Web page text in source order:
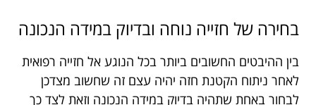
בחירה של חזייה נוחה ובדיוק במידה הנכונה
בין ההיבטים החשובים ביותר בכל הנוגע אל חזייה רפואית
לאחר ניתוח הקטנת חזה יהיה עצם זה שחשוב מצדכן
לבחור באחת שתהיה בדיוק במידה הנכונה וזאת לצד כך